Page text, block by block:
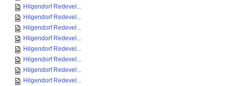
Hilgendorf Redevel...
Hilgendorf Redevel...
Hilgendorf Redevel...
Hilgendorf Redevel...
Hilgendorf Redevel...
Hilgendorf Redevel...
Hilgendorf Redevel...
Hilgendorf Redevel...